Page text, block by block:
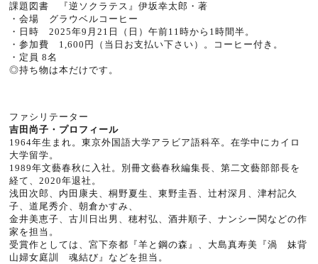
課題図書 『逆ソクラテス』伊坂幸太郎・著
・会場 グラウベルコーヒー
・日時 2025年9月21日（日）午前11時から 1時間半。
・参加費 1,600 円（当日お支払い下さい）。コーヒー付き。
・定員 8名
◎持ち物は本だけです。
ファシリテーター
吉田尚子・プロフィール
1964年生まれ。東京外国語大学アラビア語科卒。在学中にカイロ
大学留学。
1989年文藝春秋に入社。別冊文藝春秋編集長、第二文藝部部長を
経て、2020年退社。
浅田次郎、内田康夫、桐野夏生、東野圭吾、辻村深月、津村記久
子、道尾秀介、朝倉かすみ、
金井美恵子、古川日出男、穂村弘、酒井順子、ナンシー関などの作
家を担当。
受賞作としては、宮下奈都『羊と鋼の森』、大島真寿美『渦 妹背
山婦女庭訓 魂結び』などを担当。